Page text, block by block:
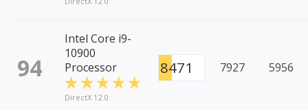
94
Intel Core i9-
10900
Processor
DirectX 12.0
8471 7927 5956